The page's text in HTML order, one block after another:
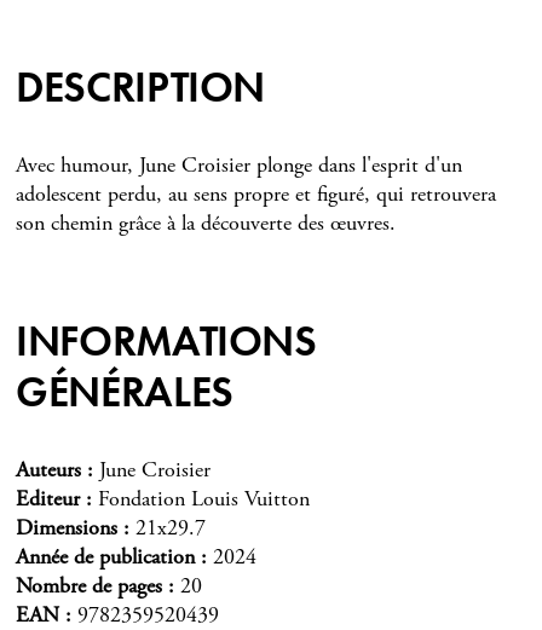
DESCRIPTION
Avec humour, June Croisier plonge dans l'esprit d'un
adolescent perdu, au sens propre et figuré, qui retrouvera
son chemin grâce à la découverte des œuvres.
INFORMATIONS
GÉNÉRALES
Auteurs
June Croisier
Editeur
Fondation Louis Vuitton
Dimensions
21x29.7
Année de publication
2024
Nombre de pages
20
EAN
9782359520439